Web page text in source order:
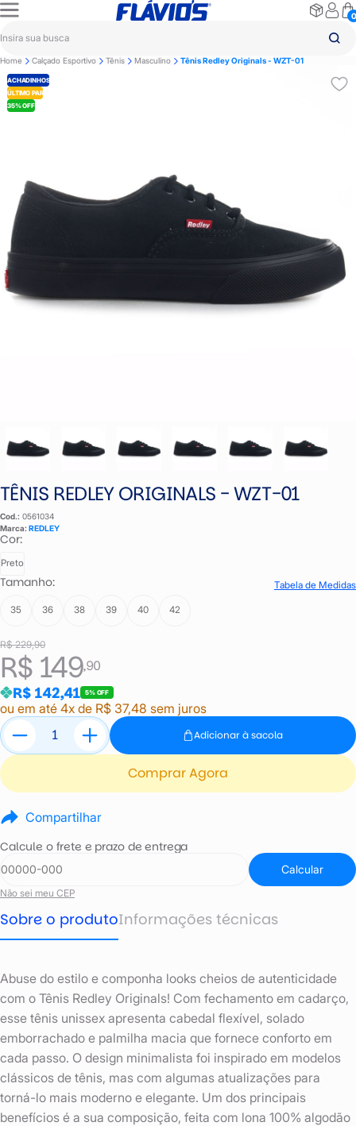
0
Home Calçado Esportivo Tênis Masculino Tênis Redley Originals - WZT-01
35% OFF
ÚLTIMO PAR
ACHADINHOS
TÊNIS REDLEY ORIGINALS - WZT-01
Cod.: 0561034
Marca: REDLEY
R$ 229,90
R$ 149,90
R$ 142,41 5% OFF
ou em até 4x de R$ 37,48 sem juros
Cor:
Preto
Tamanho: Tabela de Medidas
35 36 38 39 40 42
Adicionar à sacola
Comprar Agora
Compartilhar
Calcule o frete e prazo de entrega
Calcular
Não sei meu CEP
Sobre o produtoInformações técnicas
Abuse do estilo e componha looks cheios de autenticidade
com o Tênis Redley Originals! Com fechamento em cadarço,
esse tênis unissex apresenta cabedal flexível, solado
emborrachado e palmilha macia que fornece conforto em
cada passo. O design minimalista foi inspirado em modelos
clássicos de tênis, mas com algumas atualizações para
torná-lo mais moderno e elegante. Um dos principais
benefícios é a sua composição, feita com lona 100% algodão